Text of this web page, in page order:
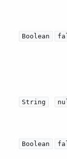
Boolean
String
Boolean